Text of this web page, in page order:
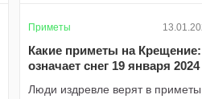
Приметы
Какие приметы на
означает снег 19 января
Люди издревле верят в